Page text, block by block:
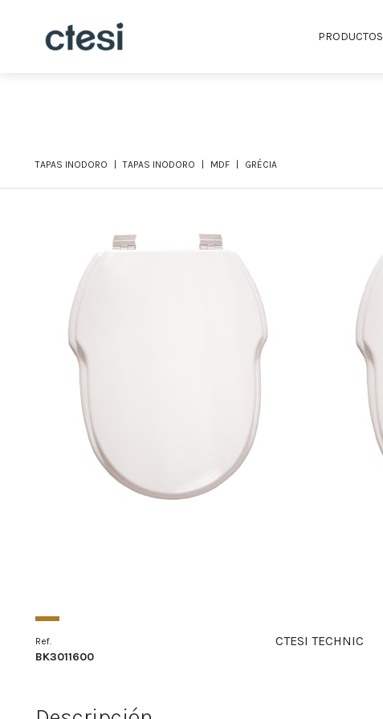
PRODUCTOS
TAPAS INODORO TAPAS INODORO MDF GRÉCIA
Ref.
BK3011600
CTESI TECHNIC